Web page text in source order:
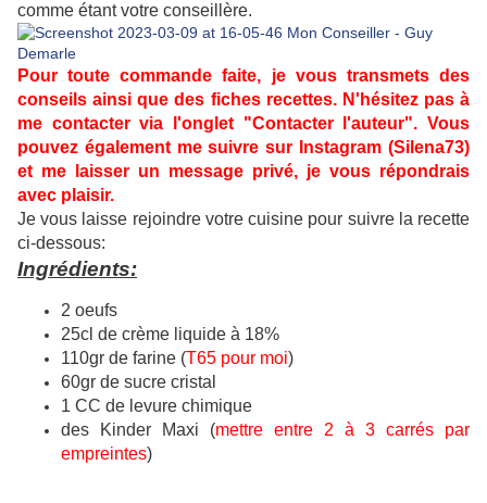
comme étant votre conseillère.
Pour toute commande faite, je vous transmets des
conseils ainsi que des fiches recettes. N'hésitez pas à
me contacter via l'onglet "Contacter l'auteur". Vous
pouvez également me suivre sur Instagram (Silena73)
et me laisser un message privé, je vous répondrais
avec plaisir.
Je vous laisse rejoindre votre cuisine pour suivre la recette
ci-dessous:
Ingrédients:
2 oeufs
25cl de crème liquide à 18%
110gr de farine (T65 pour moi)
60gr de sucre cristal
1 CC de levure chimique
des Kinder Maxi (mettre entre 2 à 3 carrés par
empreintes)